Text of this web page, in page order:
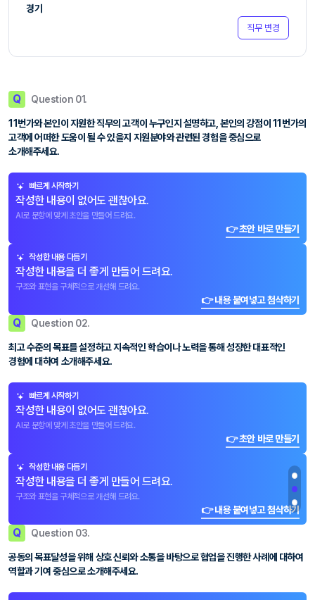
경기
직무 변경
Q Question 01.
11번가와 본인이 지원한 직무의 고객이 누구인지 설명하고, 본인의 강점이 11번가의
고객에 어떠한 도움이 될 수 있을지 지원분야와 관련된 경험을 중심으로
소개해주세요.
빠르게 시작하기
작성한 내용이 없어도 괜찮아요.
AI로 문항에 맞게 초안을 만들어 드려요.
👉 초안 바로 만들기
작성한 내용 다듬기
작성한 내용을 더 좋게 만들어 드려요.
구조와 표현을 구체적으로 개선해 드려요.
👉 내용 붙여넣고 첨삭하기
Q Question 02.
최고 수준의 목표를 설정하고 지속적인 학습이나 노력을 통해 성장한 대표적인
경험에 대하여 소개해주세요.
빠르게 시작하기
작성한 내용이 없어도 괜찮아요.
AI로 문항에 맞게 초안을 만들어 드려요.
👉 초안 바로 만들기
작성한 내용 다듬기
작성한 내용을 더 좋게 만들어 드려요.
구조와 표현을 구체적으로 개선해 드려요.
👉 내용 붙여넣고 첨삭하기
Q Question 03.
공동의 목표달성을 위해 상호 신뢰와 소통을 바탕으로 협업을 진행한 사례에 대하여
역할과 기여 중심으로 소개해주세요.